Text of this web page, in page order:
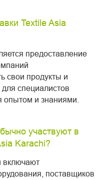
Textile Asia
предоставление
свои продукты и
специалистов
опытом и знаниями.
участвуют в
Karachi?
включают
поставщиков